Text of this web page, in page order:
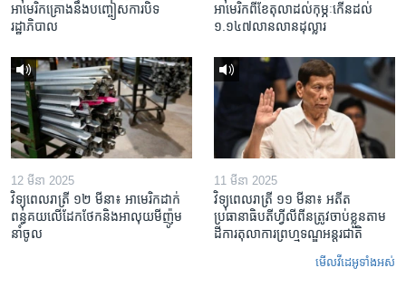
អាមេរិកគ្រោងនឹងបញ្ចៀសការបិទ
រដ្ឋាភិបាល
អាមេរិក​ពី​ខែ​តុលា​ដល់​កុម្ភៈ​កើន​ដល់​
១.១៤៧​លានលាន​ដុល្លារ
12 មីនា 2025
វិទ្យុពេលរាត្រី ១២ មីនា៖ អាមេរិក​ដាក់​
ពន្ធគយ​លើ​ដែកថែក​និង​អាលុយ​មីញ៉ូម​
នាំចូល
11 មីនា 2025
វិទ្យុពេលរាត្រី ១១ មីនា៖ អតីត​
ប្រធានាធិបតីហ្វីលីពីន​ត្រូវ​ចាប់ខ្លួនតាម
ដីការ​តុលាការ​ព្រហ្មទណ្ឌ​អន្តរជាតិ
មើល​វីដេអូ​ទាំង​អស់